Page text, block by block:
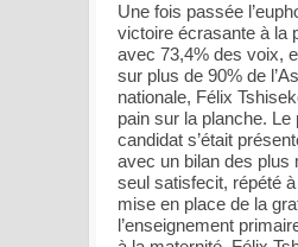
Une fois passée
victoire écrasante à la
avec 73,4% des voix,
sur plus de 90% de
nationale, Félix
pain sur la planche. Le
candidat s’était
avec un bilan des plus
seul satisfecit, répété à
mise en place de la
l’enseignement